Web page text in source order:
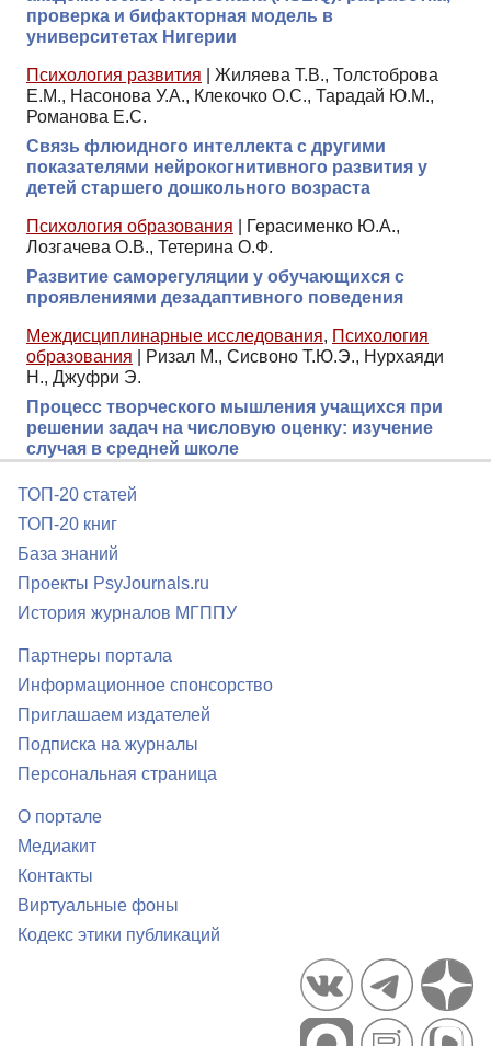
проверка и бифакторная модель в
университетах Нигерии
Психология развития
Жиляева Т.В., Толстоброва
Е.М., Насонова У.А., Клекочко О.С., Тарадай Ю.М.,
Романова Е.С.
Связь флюидного интеллекта с другими
показателями нейрокогнитивного развития у
детей старшего дошкольного возраста
Психология образования
Герасименко Ю.А.,
Лозгачева О.В., Тетерина О.Ф.
Развитие саморегуляции у обучающихся с
проявлениями дезадаптивного поведения
Междисциплинарные исследования, Психология
образования
Ризал М., Сисвоно Т.Ю.Э., Нурхаяди
Н., Джуфри Э.
Процесс творческого мышления учащихся при
решении задач на числовую оценку: изучение
случая в средней школе
ТОП-20 статей
ТОП-20 книг
База знаний
Проекты PsyJournals.ru
История журналов МГППУ
Партнеры портала
Информационное спонсорство
Приглашаем издателей
Подписка на журналы
Персональная страница
О портале
Медиакит
Контакты
Виртуальные фоны
Кодекс этики публикаций